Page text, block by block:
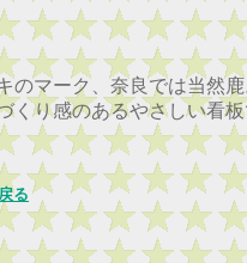
のマーク、奈良では当然
くり感のあるやさしい看
る